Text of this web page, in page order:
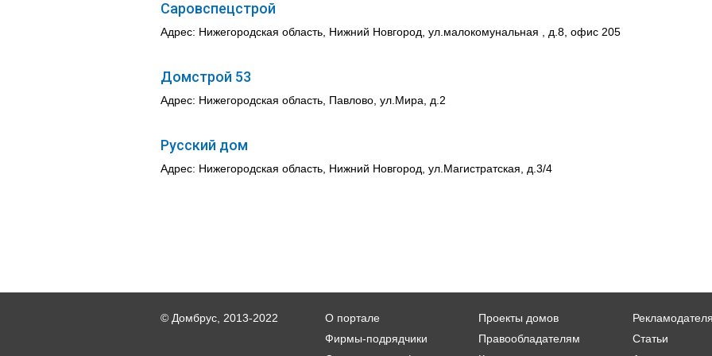
Саровспецстрой
Адрес: Нижегородская область, Нижний Новгород, ул.малокомунальная , д.8, офис 205
Домстрой 53
Адрес: Нижегородская область, Павлово, ул.Мира, д.2
Русский дом
Адрес: Нижегородская область, Нижний Новгород, ул.Магистратская, д.3/4
© Домбрус, 2013-2022 О портале Проекты домов
Фирмы-подрядчики
Правообладателям
Статьи